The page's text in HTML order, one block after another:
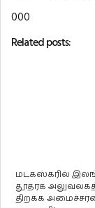
000
Related posts:
மடகஸ்கரில்
தூதரக
திறக்க